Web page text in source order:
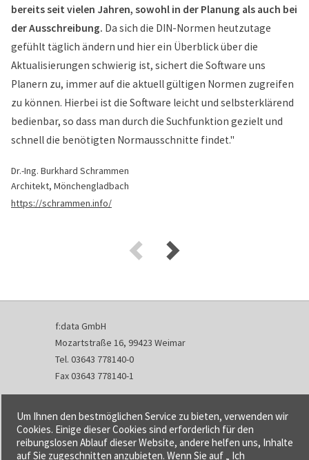
bereits seit vielen Jahren, sowohl in der Planung als auch bei
der Ausschreibung. Da sich die DIN-Normen heutzutage
gefühlt täglich ändern und hier ein Überblick über die
Aktualisierungen schwierig ist, sichert die Software uns
Planern zu, immer auf die aktuell gültigen Normen zugreifen
zu können. Hierbei ist die Software leicht und selbsterklärend
bedienbar, so dass man durch die Suchfunktion gezielt und
schnell die benötigten Normausschnitte findet."
Dr.-Ing. Burkhard Schrammen
Architekt, Mönchengladbach
https://schrammen.info/
f:data GmbH
Mozartstraße 16, 99423 Weimar
Tel. 03643 778140-0
Fax 03643 778140-1
info@fdata.de
Kontakt
Impressum
Um Ihnen den bestmöglichen Service zu bieten, verwenden wir
Cookies. Einige dieser Cookies sind erforderlich für den
reibungslosen Ablauf dieser Website, andere helfen uns, Inhalte
auf Sie zugeschnitten anzubieten. Wenn Sie auf „ Ich